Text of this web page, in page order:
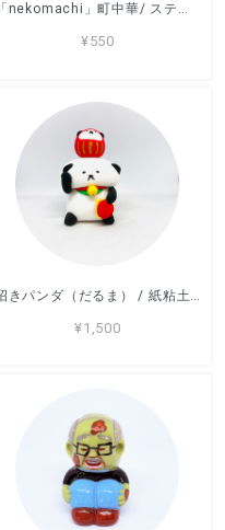
「nekomachi」町中華/ ステッカー / エリカ・ワード /
¥550
招きパンダ（だるま） / 紙粘土 / カトコト
¥1,500